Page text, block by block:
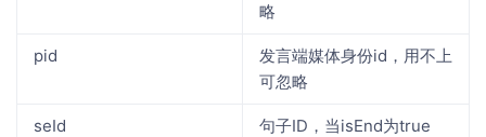
略
pid
发言端媒体身份id，用不上
可忽略
seId
句子ID，当isEnd为true